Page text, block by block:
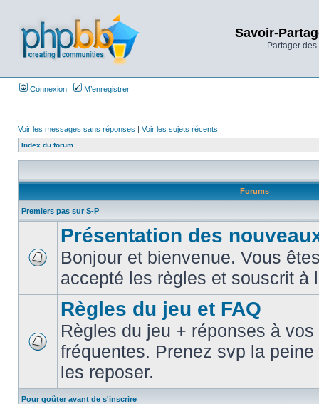
Savoir-
Partager
Connexion M’enregistrer
Voir les messages sans réponses | Voir les sujets récents
Index du forum
Forums
Premiers pas sur S-P
Présentation des
Bonjour et bienvenue. Vous
accepté les règles et souscrit à
Règles du jeu et FAQ
Règles du jeu + réponses à
fréquentes. Prenez svp la
les reposer.
Pour goûter avant de s'inscrire